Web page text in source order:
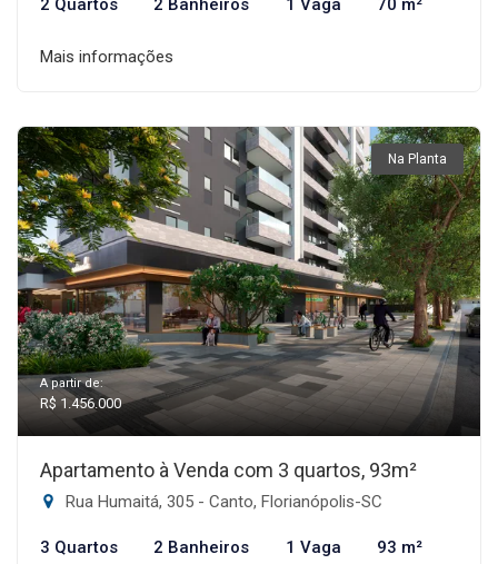
2 Quartos 2 Banheiros 1 Vaga 70 m²
Mais informações
Na Planta
A partir de:
R$ 1.456.000
Apartamento à Venda com 3 quartos, 93m²
Rua Humaitá, 305 - Canto, Florianópolis-SC
3 Quartos 2 Banheiros 1 Vaga 93 m²